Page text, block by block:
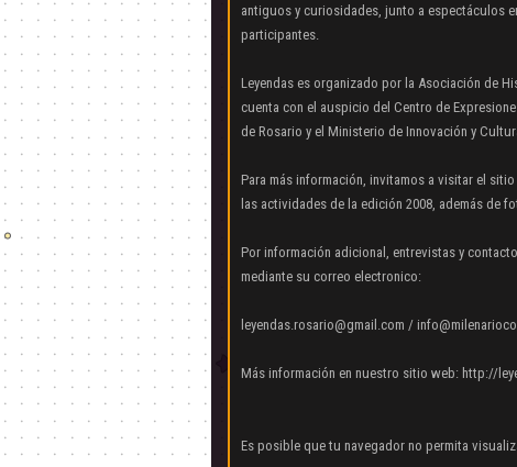
antiguos y curiosidades, junto a espectáculos
participantes.
Leyendas es organizado por la Asociación de
cuenta con el auspicio del Centro de
de Rosario y el Ministerio de Innovación y
Para más información, invitamos a visitar el
las actividades de la edición 2008, además de
Por información adicional, entrevistas y
mediante su correo electronico:
leyendas.rosario@gmail.com /
Más información en nuestro sitio web: http://
Es posible que tu navegador no permita